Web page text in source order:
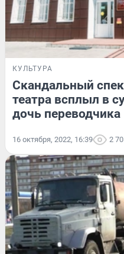
КУЛЬТУРА
Скандальный
театра всплыл в
дочь переводчика
16 октября, 2022, 16:39 2